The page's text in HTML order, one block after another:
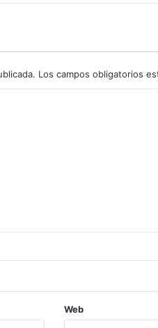
Los campos obligatorios
Web